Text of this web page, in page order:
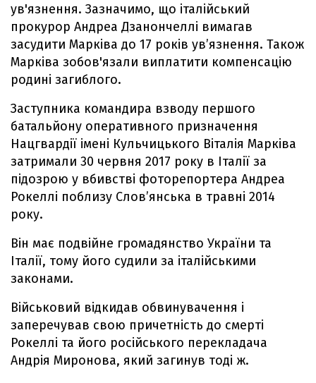
ув'язнення. Зазначимо, що італійський
прокурор Андреа Дзанончеллі вимагав
засудити Марківа до 17 років ув’язнення. Також
Марківа зобов'язали виплатити компенсацію
родині загиблого.
Заступника командира взводу першого
батальйону оперативного призначення
Нацгвардії імені Кульчицького Віталія Марківа
затримали 30 червня 2017 року в Італії за
підозрою у вбивстві фоторепортера Андреа
Рокеллі поблизу Слов’янська в травні 2014
року.
Він має подвійне громадянство України та
Італії, тому його судили за італійськими
законами.
Військовий відкидав обвинувачення і
заперечував свою причетність до смерті
Рокеллі та його російського перекладача
Андрія Миронова, який загинув тоді ж.